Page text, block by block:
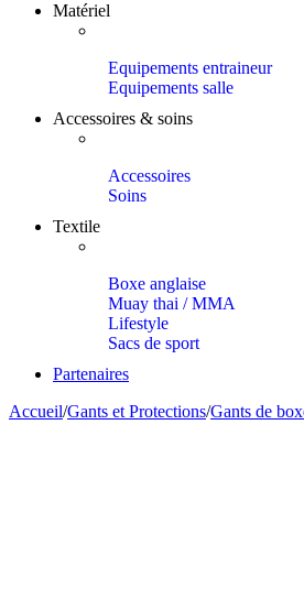
Matériel
Equipements entraineur
Equipements salle
Accessoires & soins
Accessoires
Soins
Textile
Boxe anglaise
Muay thai / MMA
Lifestyle
Sacs de sport
Partenaires
Accueil/Gants et Protections/Gants de